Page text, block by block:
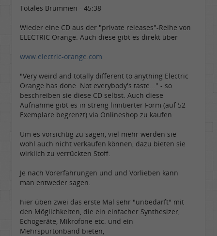
Totales Brummen - 45:38
Wieder eine CD aus der "private releases"-Reihe von
ELECTRIC Orange. Auch diese gibt es direkt über
www.electric-orange.com
"Very weird and totally different to anything Electric
Orange has done. Not everybody's taste..." - so
beschreiben sie diese CD selbst. Auch diese
Aufnahme gibt es in streng limitierter Form (auf 52
Exemplare begrenzt) via Onlineshop zu kaufen.
Um es vorsichtig zu sagen, viel mehr werden sie
wohl auch nicht verkaufen können, dazu bieten sie
wirklich zu verrückten Stoff.
Je nach Vorerfahrungen und und Vorlieben kann
man entweder sagen:
hier üben zwei das erste Mal sehr "unbedarft" mit
den Möglichkeiten, die ein einfacher Synthesizer,
Echogeräte, Mikrofone etc. und ein
Mehrspurtonband bieten,